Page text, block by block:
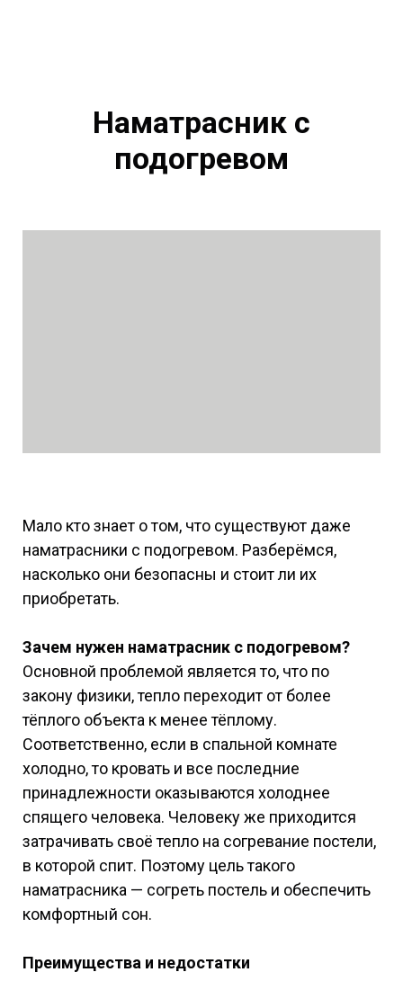
Наматрасник с
подогревом
Мало кто знает о том, что существуют даже
наматрасники с подогревом. Разберёмся,
насколько они безопасны и стоит ли их
приобретать.
Зачем нужен наматрасник с подогревом?
Основной проблемой является то, что по
закону физики, тепло переходит от более
тёплого объекта к менее тёплому.
Соответственно, если в спальной комнате
холодно, то кровать и все последние
принадлежности оказываются холоднее
спящего человека. Человеку же приходится
затрачивать своё тепло на согревание постели,
в которой спит. Поэтому цель такого
наматрасника — согреть постель и обеспечить
комфортный сон.
Преимущества и недостатки